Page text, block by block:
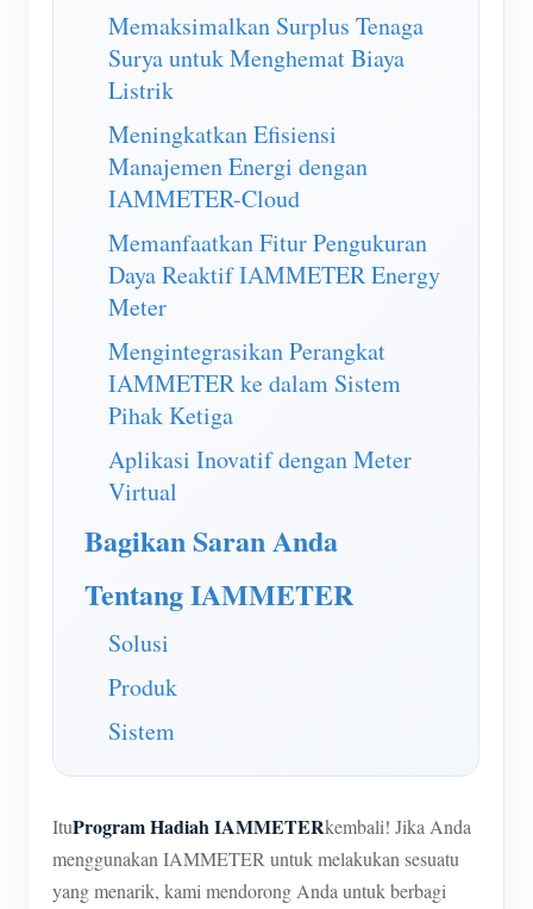
Pengukur Virtual
Sistem Peramalan dan Simulasi Energi
Aplikasi
Monitor Energi Sistem PV Surya
Monitor Penggunaan Listrik
Sistem Kontrol Pemanas PV
Pemantauan Energi Pabrik
Toko
Sumber daya
Mulai Cepat Produk
Dokumen
Video Tutorial
Berita
Masyarakat
Pengembang
Mengeksplorasi
Kontak
Tentang kami
Memaksimalkan Surplus Tenaga
Surya untuk Menghemat Biaya
Listrik
Meningkatkan Efisiensi
Manajemen Energi dengan
IAMMETER-Cloud
Memanfaatkan Fitur Pengukuran
Daya Reaktif IAMMETER Energy
Meter
Mengintegrasikan Perangkat
IAMMETER ke dalam Sistem
Pihak Ketiga
Aplikasi Inovatif dengan Meter
Virtual
Bagikan Saran Anda
Tentang IAMMETER
Solusi
Produk
Sistem
ItuProgram Hadiah IAMMETERkembali! Jika Anda
menggunakan IAMMETER untuk melakukan sesuatu
yang menarik, kami mendorong Anda untuk berbagi